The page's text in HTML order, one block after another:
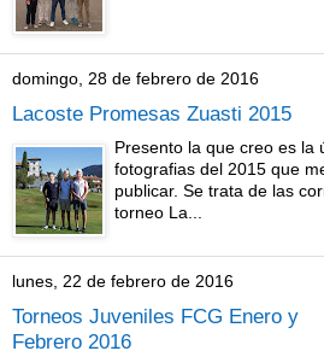
domingo, 28 de febrero de 2016
Lacoste Promesas Zuasti 2015
Presento la que creo es la
fotografias del 2015 que
publicar. Se trata de las
torneo La...
lunes, 22 de febrero de 2016
Torneos Juveniles FCG Enero y
Febrero 2016